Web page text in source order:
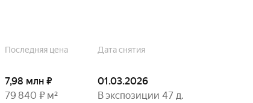
Последняя цена Дата снятия
7,98 млн ₽
79 840 ₽ м²
01.03.2026
В экспозиции 47 д.